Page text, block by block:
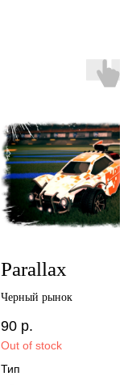
Parallax
Черный рынок
90 р.
Out of stock
Тип